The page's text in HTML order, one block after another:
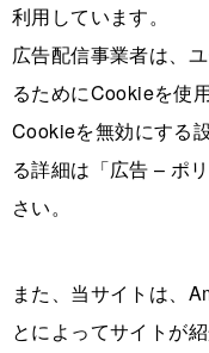
利用しています。
広告配信事業者は、
るためにCookieを使
Cookieを無効にする
る詳細は「広告 – ポ
さい。
また、当サイトは、
とによってサイトが